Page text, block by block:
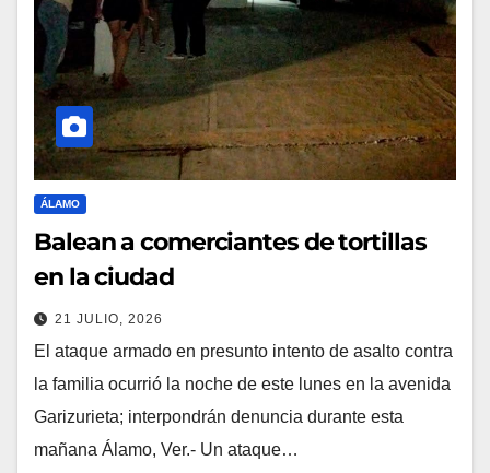
ÁLAMO
Balean a comerciantes de tortillas
en la ciudad
21 JULIO, 2026
El ataque armado en presunto intento de asalto contra
la familia ocurrió la noche de este lunes en la avenida
Garizurieta; interpondrán denuncia durante esta
mañana Álamo, Ver.- Un ataque…